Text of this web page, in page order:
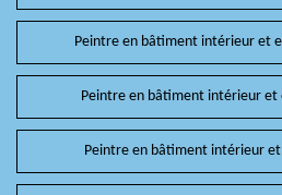
Peintre en bâtiment intérieur et
Peintre en bâtiment intérieur
Peintre en bâtiment intérieur